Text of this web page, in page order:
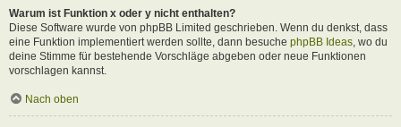
Warum ist Funktion x oder y nicht enthalten?
Diese Software wurde von phpBB Limited geschrieben. Wenn du denkst, dass
eine Funktion implementiert werden sollte, dann besuche phpBB Ideas , wo du
deine Stimme für bestehende Vorschläge abgeben oder neue Funktionen
vorschlagen kannst.
Nach oben